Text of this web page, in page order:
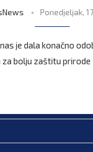
Ponedjeljak,
je dala konačno
za bolju zaštitu